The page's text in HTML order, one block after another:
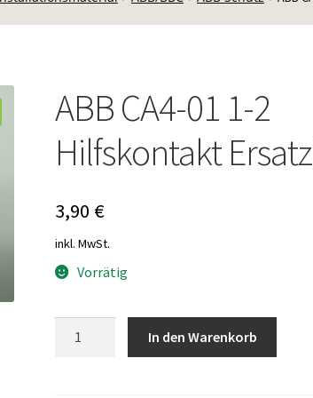
ABB CA4-01 1-2
Hilfskontakt
3,90 €
inkl. MwSt.
Vorrätig
In den Warenkorb